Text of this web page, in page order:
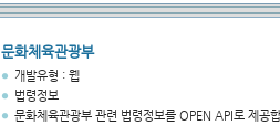
문화체육관광부
개발유형 : 웹
법령정보
문화체육관광부 관련 법령정보를 OPEN API로 제공